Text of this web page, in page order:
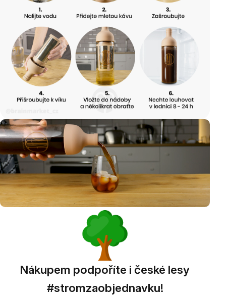
Nákupem podpoříte i české lesy
#stromzaobjednavku!